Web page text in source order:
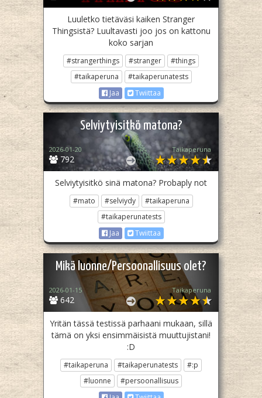
Luuletko tietäväsi kaiken Stranger
Thingsistä? Luultavasti joo jos on kattonu
koko sarjan
#strangerthings #stranger
#things
#taikaperuna
#taikaperunatests
Jaa
Twiittaa
Selviytyisitkö matona?
792
2026-01-20 Taikaperuna
Selviytyisitkö sinä matona? Probaply not
#mato #selviydy
#taikaperuna
#taikaperunatests
Jaa
Twiittaa
Mikä luonne/Persoonallisuus olet?
642
2026-01-15 Taikaperuna
Yritän tässä testissä parhaani mukaan, sillä
tämä on yksi ensimmäisistä muuttujistani!
:D
#taikaperuna #taikaperunatests
#:p
#luonne
#persoonallisuus